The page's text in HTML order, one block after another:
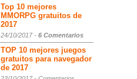
Top 10 mejores
MMORPG gratuitos de
2017
24/10/2017 - 6 Comentarios
TOP 10 mejores juegos
gratuitos para navegador
de 2017